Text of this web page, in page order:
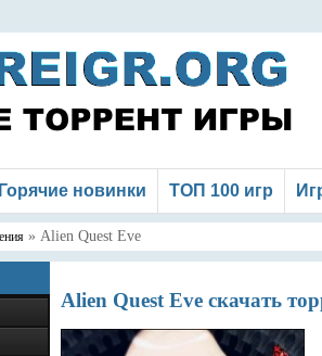
Горячие новинки ТОП 100 игр
» Alien Quest Eve
Alien Quest Eve скачать